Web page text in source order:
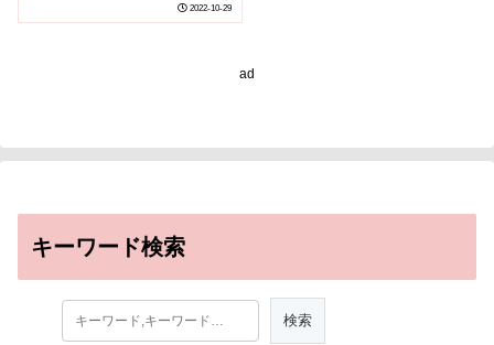
degenerative eye
2022-10-29
ad
キーワード検索